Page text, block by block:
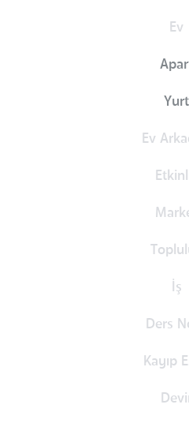
Ev
Yurt
Ev
İş
Ders
Kayıp